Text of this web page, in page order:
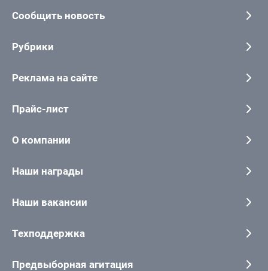
Сообщить новость
Рубрики
Реклама на сайте
Прайс-лист
О компании
Наши награды
Наши вакансии
Техподдержка
Предвыборная агитация